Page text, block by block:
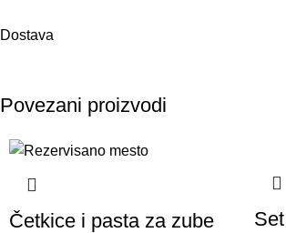
Dostava
Povezani proizvodi
Četkice i pasta za zube